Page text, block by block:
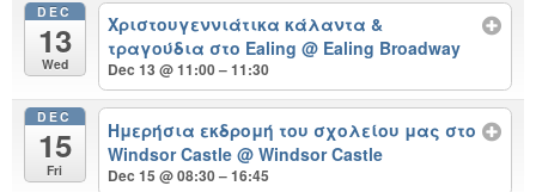
DEC
13
Wed
Χριστουγεννιάτικα κάλαντα &
τραγούδια στο Ealing@ Ealing Broadway
Dec 13 @ 11:00 – 11:30
DEC
15
Fri
Ημερήσια εκδρομή του σχολείου μας στο
Windsor Castle@ Windsor Castle
Dec 15 @ 08:30 – 16:45